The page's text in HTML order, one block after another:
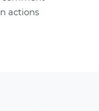
actions